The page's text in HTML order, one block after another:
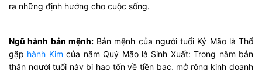
ra những định hướng cho cuộc sống.
Ngũ hành bản mệnh:Bản mệnh của người tuổi Kỷ Mão là Thổ
gặp hành Kim của năm Quý Mão là Sinh Xuất: Trong năm bản
thân người tuổi này bị hao tốn về tiền bạc, mở rộng kinh doanh